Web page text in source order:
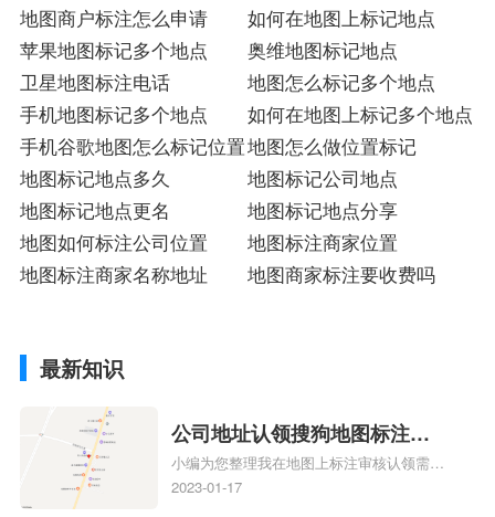
地图商户标注怎么申请
如何在地图上标记地点
苹果地图标记多个地点
奥维地图标记地点
卫星地图标注电话
地图怎么标记多个地点
手机地图标记多个地点
如何在地图上标记多个地点
手机谷歌地图怎么标记位置地图怎么做位置标记
地图标记地点多久
地图标记公司地点
地图标记地点更名
地图标记地点分享
地图如何标注公司位置
地图标注商家位置
地图标注商家名称地址
地图商家标注要收费吗
最新知识
公司地址认领搜狗地图标注多
久审核？公司地址认领地图标
注多久审核？
小编为您整理我在地图上标注审核认领需要
多久、我在地图上标注审核认领需要多久
2023-01-17